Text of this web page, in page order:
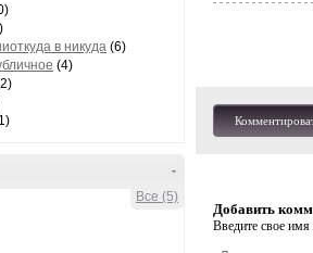
в никуда (6)
(4)
-
Все (5)
Добавить
Введите свое имя